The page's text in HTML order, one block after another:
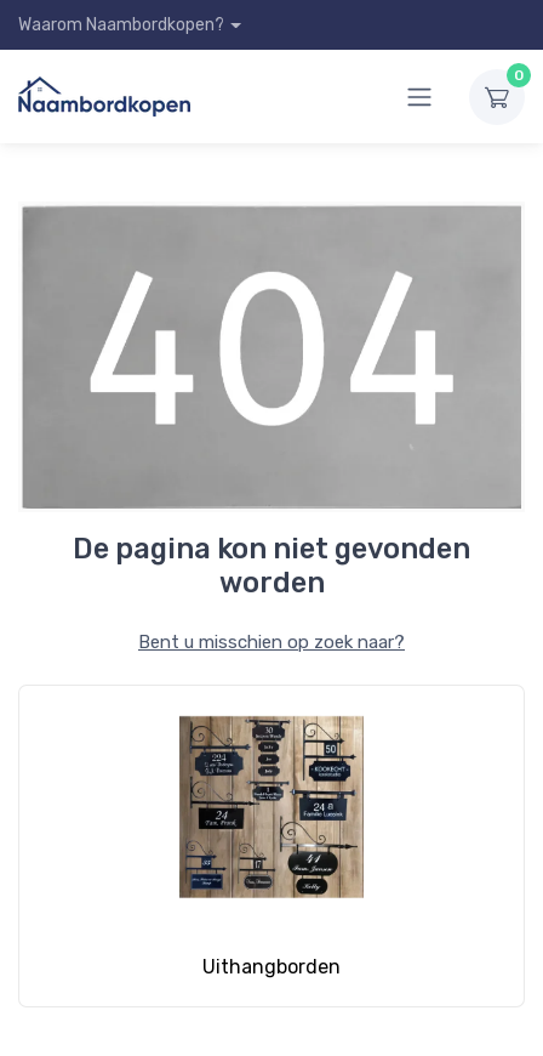
Waarom Naambordkopen?
0
De pagina kon niet gevonden
worden
Bent u misschien op zoek naar?
Uithangborden